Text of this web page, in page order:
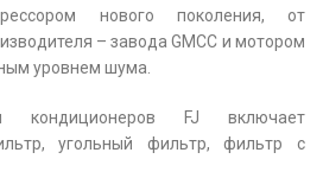
нового поколения, от
– завода GMCC и мотором
уровнем шума.
кондиционеров FJ включает
угольный фильтр, фильтр с